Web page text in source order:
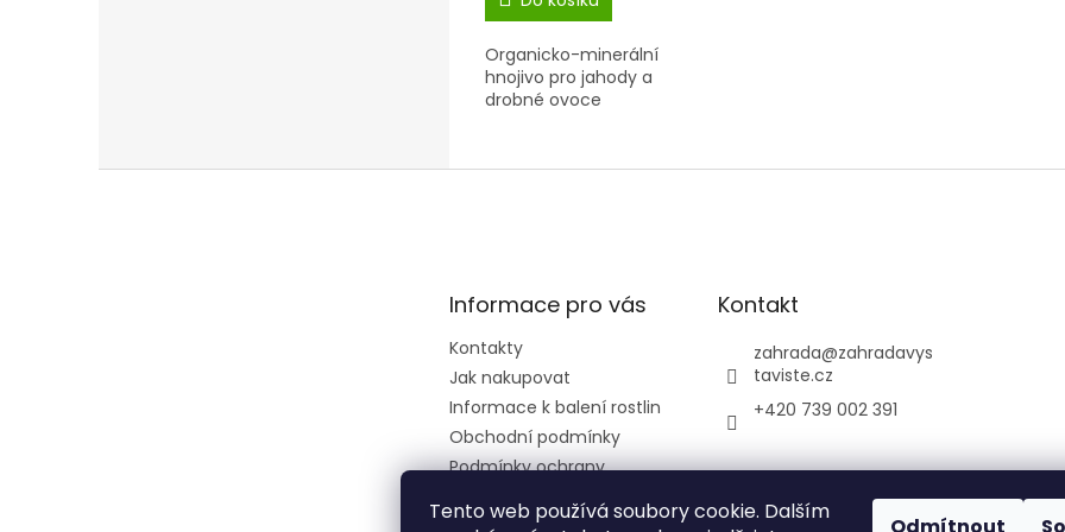
Tento web používá soubory cookie. Dalším
Organicko-minerální
hnojivo pro jahody a
drobné ovoce
Informace pro vás
Kontakty
Jak nakupovat
Informace k balení rostlin
Obchodní podmínky
Podmínky ochrany
Ústřední kontrolní a
Kontakt
zahrada@zahradavys
taviste.cz
+420 739 002 391